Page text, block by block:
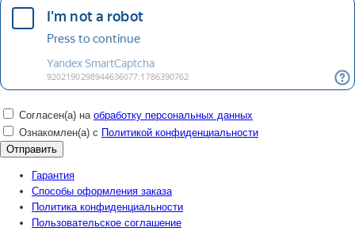
Согласен(а) на обработку персональных данных
Ознакомлен(а) с Политикой конфиденциальности
Гарантия
Способы оформления заказа
Политика конфиденциальности
Пользовательское соглашение